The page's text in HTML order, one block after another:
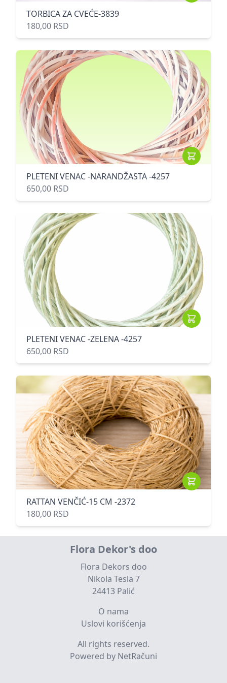
TORBICA ZA CVEĆE-3839
180,00 RSD
PLETENI VENAC -NARANDŽASTA -4257
650,00 RSD
PLETENI VENAC -ZELENA -4257
650,00 RSD
RATTAN VENČIĆ-15 CM -2372
180,00 RSD
Flora Dekor's doo
Flora Dekors doo
Nikola Tesla 7
24413 Palić
O nama
Uslovi korišćenja
All rights reserved.
Powered by NetRačuni